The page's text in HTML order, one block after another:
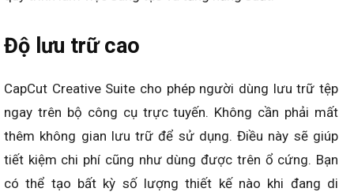
Độ lưu trữ cao
CapCut Creative Suite cho phép người dùng lưu trữ tệp
ngay trên bộ công cụ trực tuyến. Không cần phải mất
thêm không gian lưu trữ để sử dụng. Điều này sẽ giúp
tiết kiệm chi phí cũng như dùng được trên ổ cứng. Bạn
có thể tạo bất kỳ số lượng thiết kế nào khi đang di